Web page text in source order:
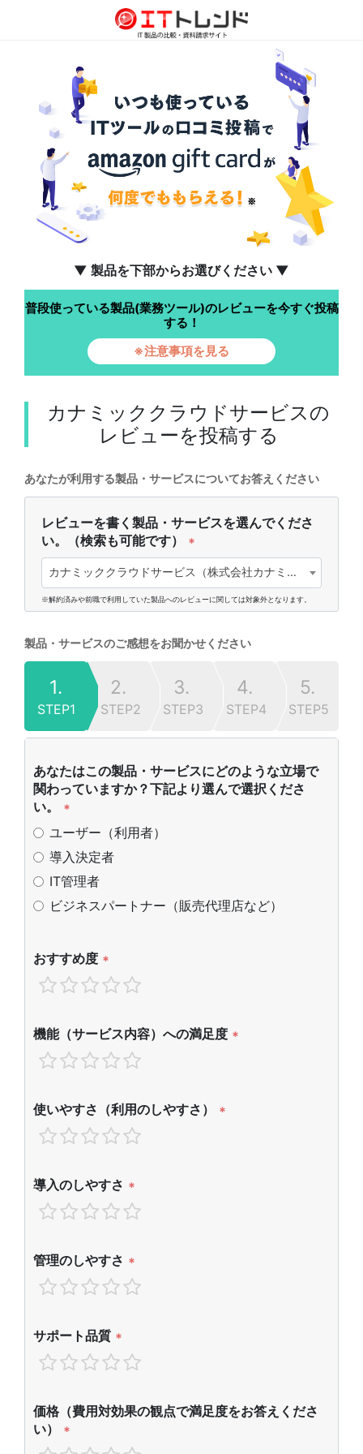
▼ 製品を下部からお選びください ▼
普段使っている製品(業務ツール)のレビューを今すぐ投稿
する！
※注意事項を見る
カナミッククラウドサービスの
レビューを投稿する
あなたが利用する製品・サービスについてお答えください
レビューを書く製品・サービスを選んでくださ
い。（検索も可能です）
*
カナミッククラウドサービス（株式会社カナミックネットワーク)
※解約済みや前職で利用していた製品へのレビューに関しては対象外となります。
製品・サービスのご感想をお聞かせください
1.
STEP1
2.
STEP2
3.
STEP3
4.
STEP4
5.
STEP5
あなたはこの製品・サービスにどのような立場で
関わっていますか？下記より選んで選択くださ
い。
*
ユーザー（利用者）
導入決定者
IT管理者
ビジネスパートナー（販売代理店など）
おすすめ度 *
機能（サービス内容）への満足度 *
使いやすさ（利用のしやすさ） *
導入のしやすさ *
管理のしやすさ *
サポート品質 *
価格（費用対効果の観点で満足度をお答えくださ
い）
*